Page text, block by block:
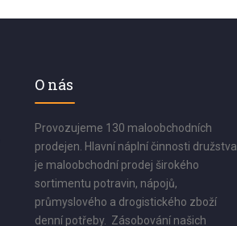
O nás
Provozujeme 130 maloobchodních
prodejen. Hlavní náplní činnosti družstva
je maloobchodní prodej širokého
sortimentu potravin, nápojů,
průmyslového a drogistického zboží
denní potřeby. Zásobování našich